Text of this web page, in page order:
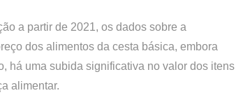
a partir de 2021, os dados sobre a
dos alimentos da cesta básica, embora
há uma subida significativa no valor dos itens
alimentar.